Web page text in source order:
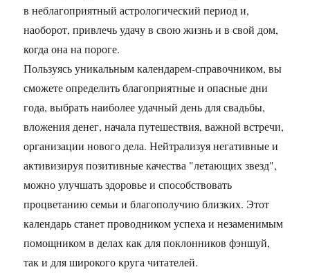
в неблагоприятный астрологический период и,
наоборот, привлечь удачу в свою жизнь и в свой дом,
когда она на пороге.
Пользуясь уникальным календарем-справочником, вы
сможете определить благоприятные и опасные дни
года, выбрать наиболее удачный день для свадьбы,
вложения денег, начала путешествия, важной встречи,
организации нового дела. Нейтрализуя негативные и
активизируя позитивные качества "летающих звезд",
можно улучшать здоровье и способствовать
процветанию семьи и благополучию близких. Этот
календарь станет проводником успеха и незаменимым
помощником в делах как для поклонников фэншуй,
так и для широкого круга читателей.